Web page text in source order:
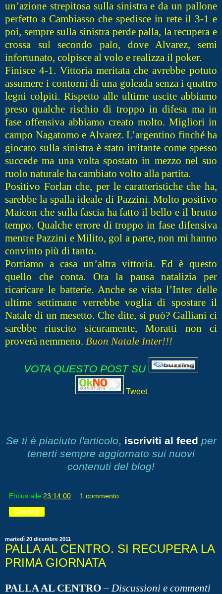
un’azione strepitosa sulla sinistra e da un pallone
perfetto a Cambiasso che spedisce in rete il 3-1 e
poi, sempre sulla sinistra perde palla, la recupera e
crossa sul secondo palo, dove Alvarez, semi
infortunato, colpisce al volo e realizza il poker.
Finisce 4-1. Vittoria meritata che avrebbe potuto
assumere i contorni di una goleada senza i quattro
legni colpiti. Rispetto alle ultime uscite abbiamo
preso qualche rischio di troppo in difesa ma in
fase offensiva abbiamo creato molto. Migliori in
campo Nagatomo e Alvarez. L’argentino finché ha
giocato sulla sinistra è stato irritante come spesso
succede ma una volta spostato in mezzo nel suo
ruolo naturale ha cambiato volto alla partita.
Positivo Forlan che, per le caratteristiche che ha,
sarebbe la spalla ideale di Pazzini. Molto positivo
Maicon che sulla fascia ha fatto il bello e il brutto
tempo. Qualche errore di troppo in fase difensiva
mentre Pazzini e Milito, gol a parte, non mi hanno
convinto più di tanto.
Portiamo a casa un’altra vittoria. Ed è questo
quello che conta. Ora la pausa natalizia per
ricaricare le batterie. Anche se vista l’Inter delle
ultime settimane verrebbe voglia di spostare il
Natale di un mesetto. Che dite, si può? Galliani ci
sarebbe riuscito sicuramente, Moratti non ci
proverà nemmeno. Buon Natale Inter!!!
VOTA QUESTO POST SU
Tweet
Se ti è piaciuto l'articolo, iscriviti al feed per
tenerti sempre aggiornato sui nuovi
contenuti del blog!
Entius alle 23:14:00 1 commento:
Condividi
martedì 20 dicembre 2011
PALLA AL CENTRO. SI RECUPERA LA
PRIMA GIORNATA
PALLA AL CENTRO– Discussioni e commenti